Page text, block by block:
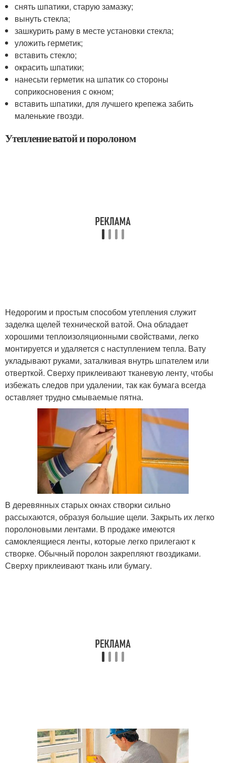
снять шпатики, старую замазку;
вынуть стекла;
зашкурить раму в месте установки стекла;
уложить герметик;
вставить стекло;
окрасить шпатики;
нанесьти герметик на шпатик со стороны
соприкосновения с окном;
вставить шпатики, для лучшего крепежа забить
маленькие гвозди.
Утепление ватой и поролоном
Недорогим и простым способом утепления служит
заделка щелей технической ватой. Она обладает
хорошими теплоизоляционными свойствами, легко
монтируется и удаляется с наступлением тепла. Вату
укладывают руками, заталкивая внутрь шпателем или
отверткой. Сверху приклеивают тканевую ленту, чтобы
избежать следов при удалении, так как бумага всегда
оставляет трудно смываемые пятна.
В деревянных старых окнах створки сильно
рассыхаются, образуя большие щели. Закрыть их легко
поролоновыми лентами. В продаже имеются
самоклеящиеся ленты, которые легко прилегают к
створке. Обычный поролон закрепляют гвоздиками.
Сверху приклеивают ткань или бумагу.